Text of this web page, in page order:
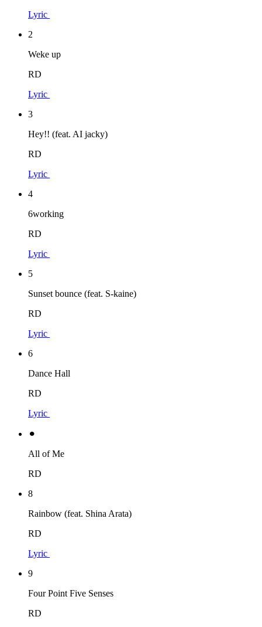
Lyric
2
Weke up
RD
Lyric
3
Hey!! (feat. AI jacky)
RD
Lyric
4
6working
RD
Lyric
5
Sunset bounce (feat. S-kaine)
RD
Lyric
6
Dance Hall
RD
Lyric
⚫︎
All of Me
RD
8
Rainbow (feat. Shina Arata)
RD
Lyric
9
Four Point Five Senses
RD